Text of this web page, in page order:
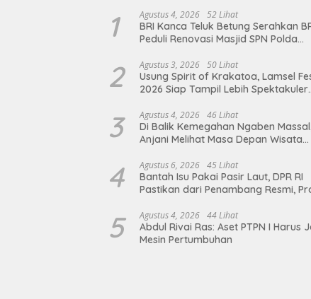
1 Agustus 4, 2026 52 Lihat
BRI Kanca Teluk Betung Serahkan
Peduli Renovasi Masjid SPN Polda
terhadap Sarana Ibadah
2 Agustus 3, 2026 50 Lihat
Usung Spirit of Krakatoa, Lamsel
2026 Siap Tampil Lebih Spektakuler
Artis Ibu Kota
3 Agustus 4, 2026 46 Lihat
Di Balik Kemegahan Ngaben
Anjani Melihat Masa Depan Wisata
4 Agustus 6, 2026 45 Lihat
Bantah Isu Pakai Pasir Laut, DPR RI
Pastikan dari Penambang Resmi,
Sesuai Spesifikasi
5 Agustus 4, 2026 44 Lihat
Abdul Rivai Ras: Aset PTPN I Harus
Mesin Pertumbuhan